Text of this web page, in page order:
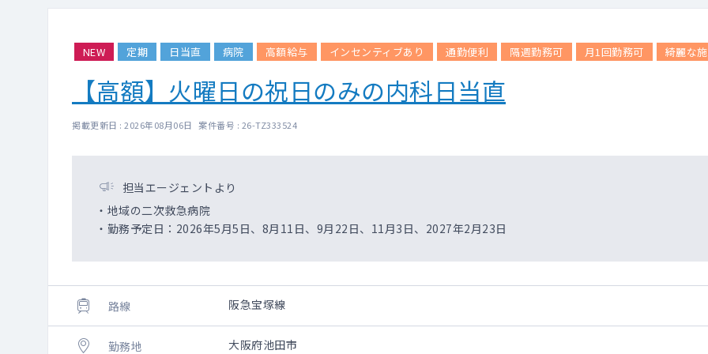
NEW 定期 日当直 病院 高額給与 インセンティブあり 通勤便利 隔週勤務可 月1回勤務可 綺麗な
【高額】火曜日の祝日のみの内科日当直
掲載更新日 : 2026年08月06日 案件番号 : 26-TZ333524
担当エージェントより
・地域の二次救急病院
・勤務予定日：2026年5月5日、8月11日、9月22日、11月3日、2027年2月23日
路線 阪急宝塚線
勤務地 大阪府池田市